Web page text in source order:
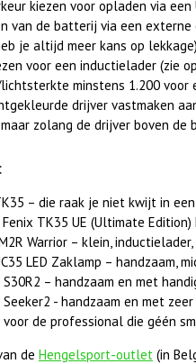
kiezen voor opladen via
van de batterij via een
je altijd meer kans op lekkage)
voor een inductielader (zie
minstens 1.200
drijver vastmaken
maar zolang de drijver boven
– die raak je niet kwijt in
TK35 UE (Ultimate
Warrior – klein,
LED Zaklamp – handzaam,
– handzaam en met
- handzaam en met
de professional die géén
de Hengelsport-outlet (in